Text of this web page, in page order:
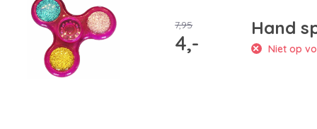
7,95
4,-
Hand
Niet op